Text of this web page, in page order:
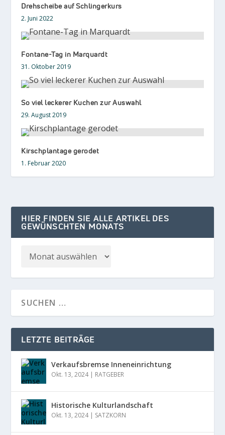
Drehscheibe auf Schlingerkurs
2. Juni 2022
Fontane-Tag in Marquardt
31. Oktober 2019
So viel leckerer Kuchen zur Auswahl
29. August 2019
Kirschplantage gerodet
1. Februar 2020
HIER FINDEN SIE ALLE ARTIKEL DES
GEWÜNSCHTEN MONATS
LETZTE BEITRÄGE
Verkaufsbremse Inneneinrichtung
Okt. 13, 2024| RATGEBER
Historische Kulturlandschaft
Okt. 13, 2024| SATZKORN